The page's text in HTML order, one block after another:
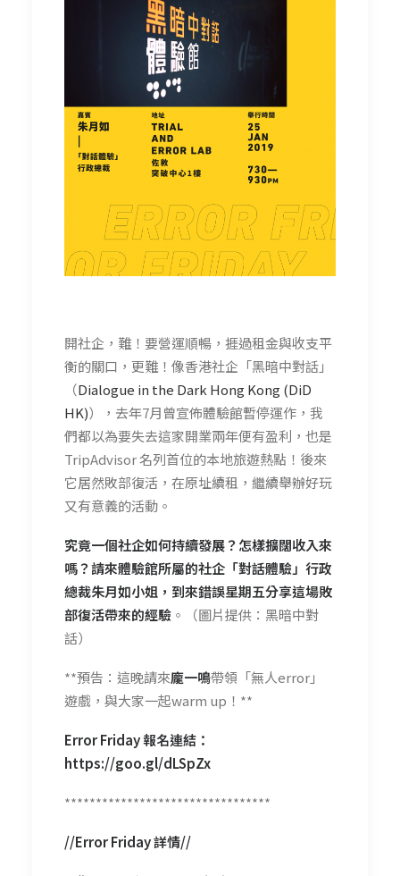
開社企，難！要營運順暢，捱過租金與收支平
衡的關口，更難！像香港社企「黑暗中對話」
（Dialogue in the Dark Hong Kong (DiD
HK)），去年7月曾宣佈體驗館暫停運作，我
們都以為要失去這家開業兩年便有盈利，也是
TripAdvisor 名列首位的本地旅遊熱點！後來
它居然敗部復活，在原址續租，繼續舉辦好玩
又有意義的活動。
究竟一個社企如何持續發展？怎樣擴闊收入來
嗎？請來體驗館所屬的社企「對話體驗」行政
總裁朱月如小姐，到來錯誤星期五分享這場敗
部復活帶來的經驗 。（圖片提供：黑暗中對
話）
**預告：這晚請來龐一鳴帶領「無人error」
遊戲，與大家一起warm up！**
Error Friday 報名連結：
https://goo.gl/dLSpZx
*********************************
//Error Friday 詳情//